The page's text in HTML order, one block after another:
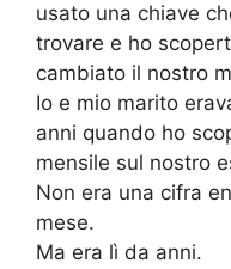
usato una chiave
trovare e ho
cambiato il nostro
Io e mio marito
anni quando ho
mensile sul nostro
Non era una cifra
mese.
Ma era lì da anni.